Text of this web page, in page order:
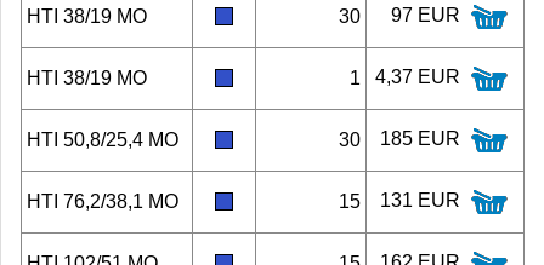
HTI 38/19 MO 30 97 EUR
HTI 38/19 MO 1 4,37 EUR
HTI 50,8/25,4 MO 30 185 EUR
HTI 76,2/38,1 MO 15 131 EUR